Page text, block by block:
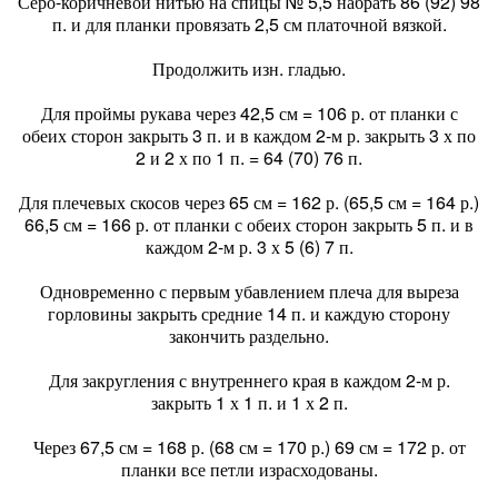
п. и для планки провязать 2,5 см платочной вязкой.
Продолжить изн. гладью.
Для проймы рукава через 42,5 см = 106 р. от планки с
обеих сторон закрыть 3 п. и в каждом 2-м р. закрыть 3 х по
2 и 2 х по 1 п. = 64 (70) 76 п.
Для плечевых скосов через 65 см = 162 р. (65,5 см = 164 р.)
66,5 см = 166 р. от планки с обеих сторон закрыть 5 п. и в
каждом 2-м р. 3 х 5 (6) 7 п.
Одновременно с первым убавлением плеча для выреза
горловины закрыть средние 14 п. и каждую сторону
закончить раздельно.
Для закругления с внутреннего края в каждом 2-м р.
закрыть 1 х 1 п. и 1 х 2 п.
Через 67,5 см = 168 р. (68 см = 170 р.) 69 см = 172 р. от
планки все петли израсходованы.